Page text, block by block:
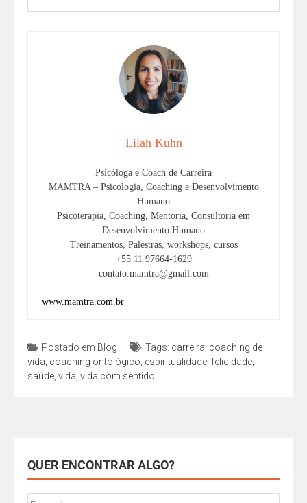
Lilah Kuhn
Psicóloga e Coach de Carreira
MAMTRA – Psicologia, Coaching e Desenvolvimento
Humano
Psicoterapia, Coaching, Mentoria, Consultoria em
Desenvolvimento Humano
Treinamentos, Palestras, workshops, cursos
+55 11 97664-1629
contato.mamtra@gmail.com
www.mamtra.com.br
Postado em Blog Tags: carreira coaching de
vida coaching ontológico espiritualidade felicidade
saúde vida vida com sentido
QUER ENCONTRAR ALGO?